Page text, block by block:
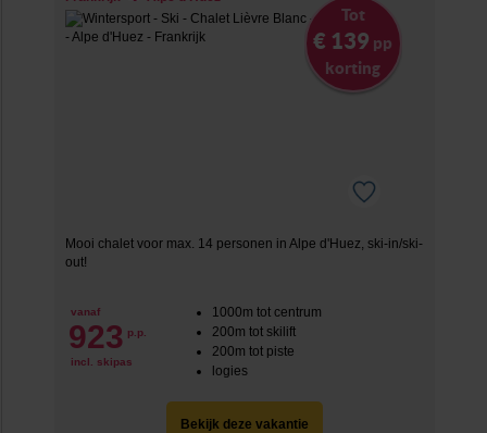
Tot
€ 139 pp
korting
Mooi chalet voor max. 14 personen in Alpe d'Huez, ski-in/ski-
out!
vanaf
923 p.p.
incl. skipas
1000m tot centrum
200m tot skilift
200m tot piste
logies
Bekijk deze vakantie